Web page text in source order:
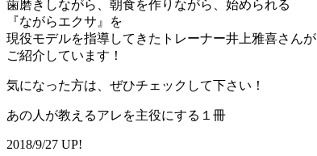
歯磨きしながら、朝食を作りながら、始められる
『ながらエクサ』を
現役モデルを指導してきたトレーナー井上雅喜さんが
ご紹介しています！
気になった方は、ぜひチェックして下さい！
あの人が教えるアレを主役にする１冊
2018/9/27 UP!